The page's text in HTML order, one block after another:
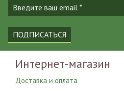
ПОДПИСАТЬСЯ
Интернет-магазин
Доставка и оплата